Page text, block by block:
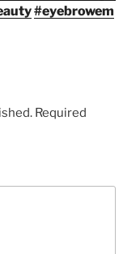
#eyebrowem
Required